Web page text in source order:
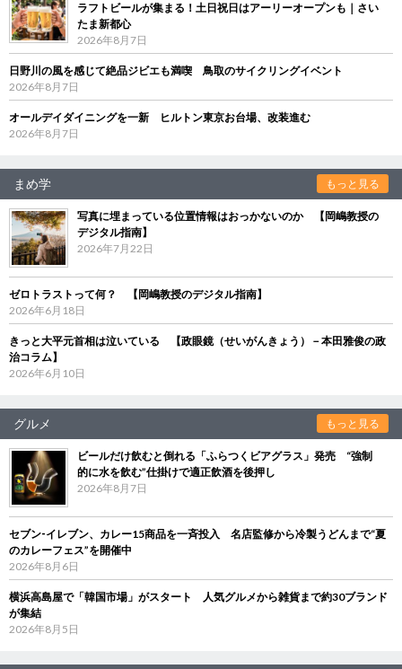
ラフトビールが集まる！土日祝日はアーリーオープンも｜さい
たま新都心
2026年8月7日
日野川の風を感じて絶品ジビエも満喫 鳥取のサイクリングイベント
2026年8月7日
オールデイダイニングを一新 ヒルトン東京お台場、改装進む
2026年8月7日
まめ学 もっと見る
写真に埋まっている位置情報はおっかないのか 【岡嶋教授の
デジタル指南】
2026年7月22日
ゼロトラストって何？ 【岡嶋教授のデジタル指南】
2026年6月18日
きっと大平元首相は泣いている 【政眼鏡（せいがんきょう）－本田雅俊の政
治コラム】
2026年6月10日
グルメ もっと見る
ビールだけ飲むと倒れる「ふらつくビアグラス」発売 “強制
的に水を飲む”仕掛けで適正飲酒を後押し
2026年8月7日
セブン‐イレブン、カレー15商品を一斉投入 名店監修から冷製うどんまで“夏
のカレーフェス”を開催中
2026年8月6日
横浜高島屋で「韓国市場」がスタート 人気グルメから雑貨まで約30ブランド
が集結
2026年8月5日